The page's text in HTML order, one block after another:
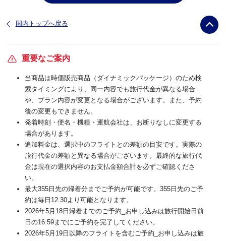
国内トップへ戻る
重要なご案内
当商品は時価販売商品（ダイナミックパッケージ）のため検
索タイミングにより、同一内容でも旅行代金が異なる場合
や、プラン内容が変更となる場合がございます。また、予約
後の変更もできません。
発着時刻・便名・機種・運航会社は、お断りなしに変更する
場合があります。
追加料金は、選択中のフライトとの差額の目安です。実際の
旅行代金の差額と異なる場合がございます。最終的な旅行代
金は現在の選択内容のお支払金額合計を必ずご確認くださ
い。
最大355日先の帰着分までご予約が可能です。355日先のご予
約は毎日12:30より可能となります。
2026年5月18日帰着までのご予約_お申し込みは旅行開始日前
日の16:59までにご予約を完了してください。
2026年5月19日以降のフライトを含むご予約_お申し込みは旅